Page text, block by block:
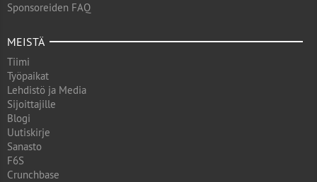
Sponsoreiden FAQ
MEISTÄ
Tiimi
Työpaikat
Lehdistö ja Media
Sijoittajille
Blogi
Uutiskirje
Sanasto
F6S
Crunchbase